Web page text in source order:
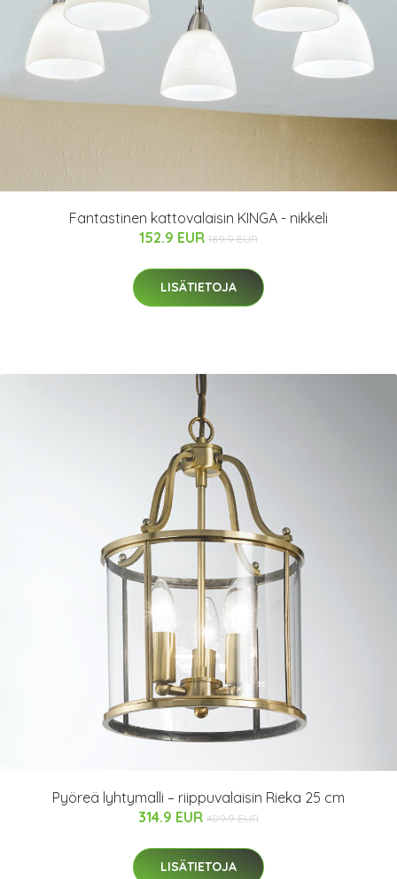
Fantastinen kattovalaisin KINGA - nikkeli
152.9 EUR 189.9 EUR
LISÄTIETOJA
Pyöreä lyhtymalli – riippuvalaisin Rieka 25 cm
314.9 EUR 409.9 EUR
LISÄTIETOJA